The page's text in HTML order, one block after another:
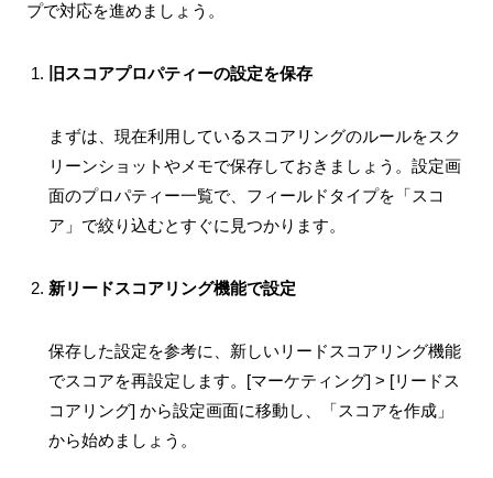
プで対応を進めましょう。
旧スコアプロパティーの設定を保存
まずは、現在利用しているスコアリングのルールをスク
リーンショットやメモで保存しておきましょう。設定画
面のプロパティー一覧で、フィールドタイプを「スコ
ア」で絞り込むとすぐに見つかります。
新リードスコアリング機能で設定
保存した設定を参考に、新しいリードスコアリング機能
でスコアを再設定します。[マーケティング] > [リードス
コアリング] から設定画面に移動し、「スコアを作成」
から始めましょう。